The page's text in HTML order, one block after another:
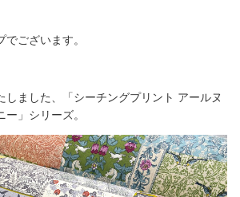
ございます。
しました、「シーチングプリント アールヌ
」シリーズ。